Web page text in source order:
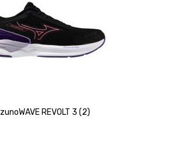
REVOLT 3 (2)